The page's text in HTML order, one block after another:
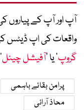
آپ اور آپ کے پیاروں
واقعات کی اپ ڈیٹس
گروپ‘ یا ’آفیشل چینل
پرامن بقائے باہمی
محاذ آرائی